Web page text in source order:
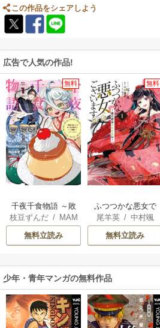
この作品をシェアしよう
広告で人気の作品!
無料
千夜千食物語 ～敗
国の姫ですが氷の
皇子殿下がどうも
溺愛してくれてい
枝豆ずんだ/ MAM
AKOTO / 鴉羽凛燈
無料立読み
無料
ふつつかな悪女で
はございますが ～
雛宮蝶鼠とりかえ
伝～
尾羊英/ 中村颯
希
/ ゆき哉
無料立読み
少年・青年マンガの無料作品